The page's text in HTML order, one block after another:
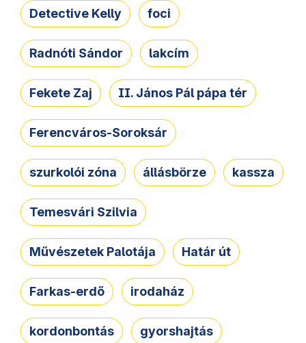
Detective Kelly foci
Radnóti Sándor lakcím
Fekete Zaj II. János Pál pápa tér
Ferencváros-Soroksár
szurkolói zóna állásbörze kassza
Temesvári Szilvia
Művészetek Palotája Határ út
Farkas-erdő irodaház
kordonbontás gyorshajtás